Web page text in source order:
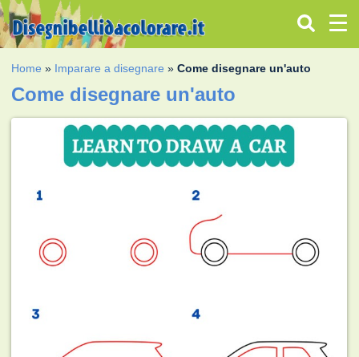
Home » Imparare a disegnare »Come disegnare un'auto
Come disegnare un'auto